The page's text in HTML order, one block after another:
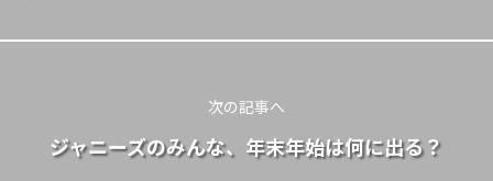
次の記事へ
ジャニーズのみんな、年末年始は何に出る？